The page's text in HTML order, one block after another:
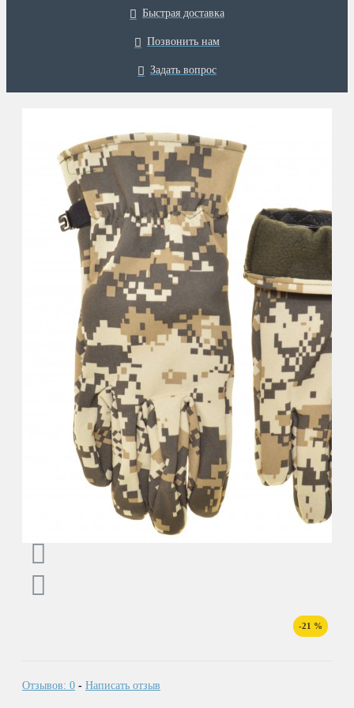
Быстрая доставка
Позвонить нам
Задать вопрос
-21 %
Отзывов: 0 - Написать отзыв